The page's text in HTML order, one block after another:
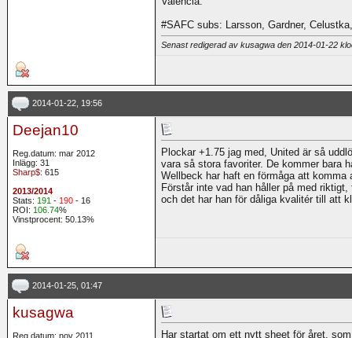
#SAFC subs: Larsson, Gardner,
Senast redigerad av kusagwa den 2014-01-22
2014-01-22, 19:56
Deejan10
Reg.datum: mar 2012
Inlägg: 31
Sharp$: 615
2013/2014
Stats: 191 - 190 - 16
ROI: 106.74%
Vinstprocent: 50.13%
Plockar +1.75 jag med, United är så
vara så stora favoriter. De kommer bara
Wellbeck har haft en förmåga att
Förstår inte vad han håller på med
och det har han för dåliga kvalitér till att
2014-01-25, 01:47
kusagwa
Reg.datum: nov 2011 Har startat om ett nytt sheet för året,